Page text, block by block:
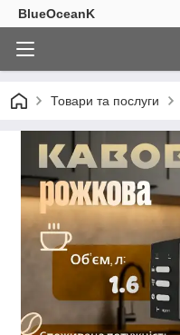
BlueOceanK
Товари та послуги